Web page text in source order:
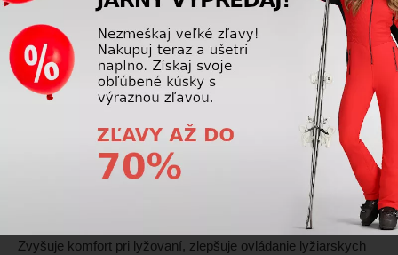
rukoväťou pre lepší úchop v hlbokom snehu.
Prečítajte si viac
Čo znamená ergonomická rukoväť na lyžiarskej
Ergonomická rukoväť je navrhnutá tak, aby prirodzene
kopírovala tvar ruky a poskytovala pohodlnejší a istejší úchop.
Zvyšuje komfort pri lyžovaní, zlepšuje ovládanie lyžiarskych